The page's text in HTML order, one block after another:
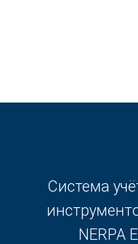
Система
NERPA